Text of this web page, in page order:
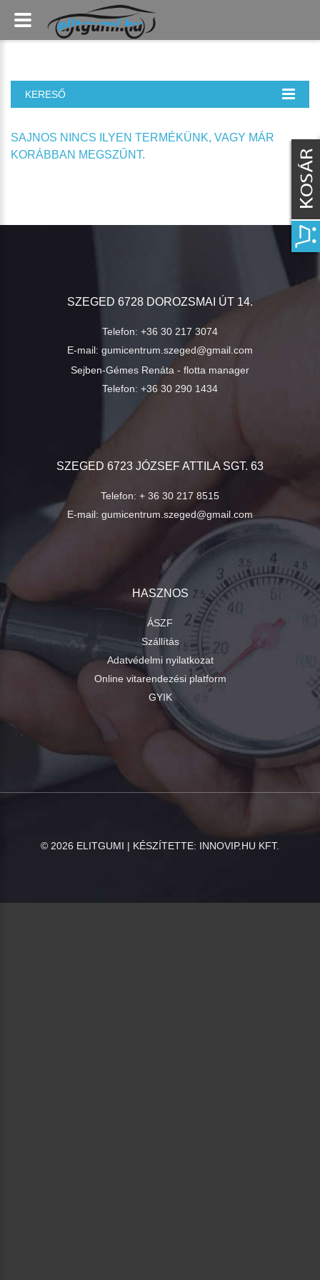
KERESŐ
SAJNOS NINCS ILYEN TERMÉKÜNK, VAGY MÁR
KORÁBBAN MEGSZŰNT.
SZEGED 6728 DOROZSMAI ÚT 14.
Telefon: +36 30 217 3074
E-mail: gumicentrum.szeged@gmail.com
Sejben-Gémes Renáta - flotta manager
Telefon: +36 30 290 1434
SZEGED 6723 JÓZSEF ATTILA SGT. 63
Telefon: + 36 30 217 8515
E-mail: gumicentrum.szeged@gmail.com
HASZNOS
ÁSZF
Szállítás
Adatvédelmi nyilatkozat
Online vitarendezési platform
GYIK
© 2026 ELITGUMI | KÉSZÍTETTE: INNOVIP.HU KFT.